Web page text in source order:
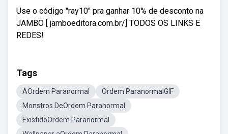
Use o código "ray10" pra ganhar 10% de desconto na
JAMBO [ jamboeditora.com.br/] TODOS OS LINKS E
REDES!
Tags
AOrdem Paranormal
Ordem ParanormalGIF
Monstros DeOrdem Paranormal
ExistidoOrdem Paranormal